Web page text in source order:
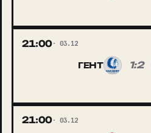
21:00 03.12
ГЕНТ 1:2
21:00 03.12